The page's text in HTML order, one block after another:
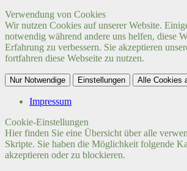
Verwendung von Cookies
Wir nutzen Cookies auf unserer Website.
notwendig während andere uns helfen, diese
Erfahrung zu verbessern. Sie akzeptieren
fortfahren diese Webseite zu nutzen.
Nur Notwendige Einstellungen Alle Cookies
Impressum
Cookie-Einstellungen
Hier finden Sie eine Übersicht über alle
Skripte. Sie haben die Möglichkeit folgende
akzeptieren oder zu blockieren.